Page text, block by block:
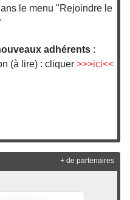
le menu "Rejoindre le
adhérents :
(à lire) : cliquer>>>ici<<
+ de partenaires